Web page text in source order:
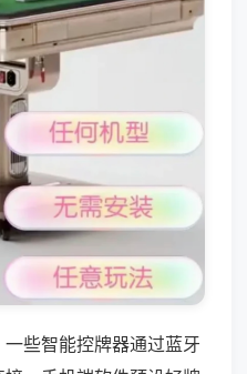
些智能控牌器通过蓝牙